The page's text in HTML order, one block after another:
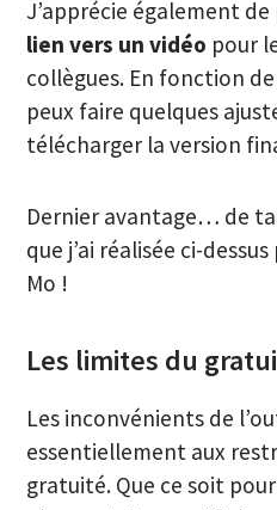
J’apprécie également
lien vers un vidéo pour
collègues. En fonction
peux faire quelques
télécharger la version
Dernier avantage… de
que j’ai réalisée ci-
Mo !
Les limites du
Les inconvénients de
essentiellement aux
gratuité. Que ce soit